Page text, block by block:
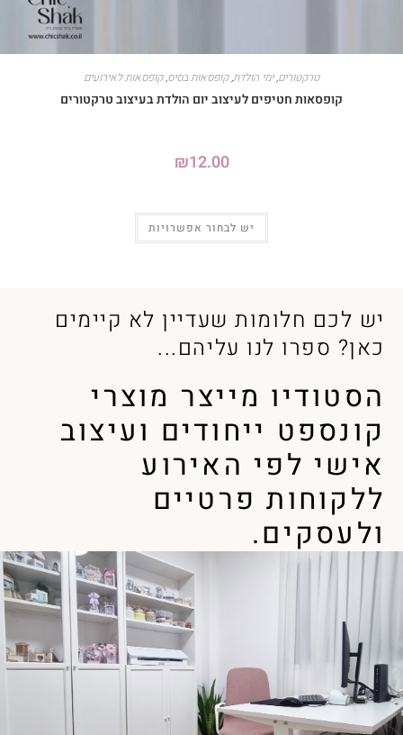
טרקטורים,ימי הולדת,קופסאות בסיס,קופסאות לאירועים
קופסאות חטיפים לעיצוב יום הולדת בעיצוב טרקטורים
₪12.00
יש לבחור אפשרויות
יש לכם חלומות שעדיין לא קיימים
כאן? ספרו לנו עליהם...
הסטודיו מייצר מוצרי
קונספט ייחודים ועיצוב
אישי לפי האירוע
ללקוחות פרטיים
ולעסקים.